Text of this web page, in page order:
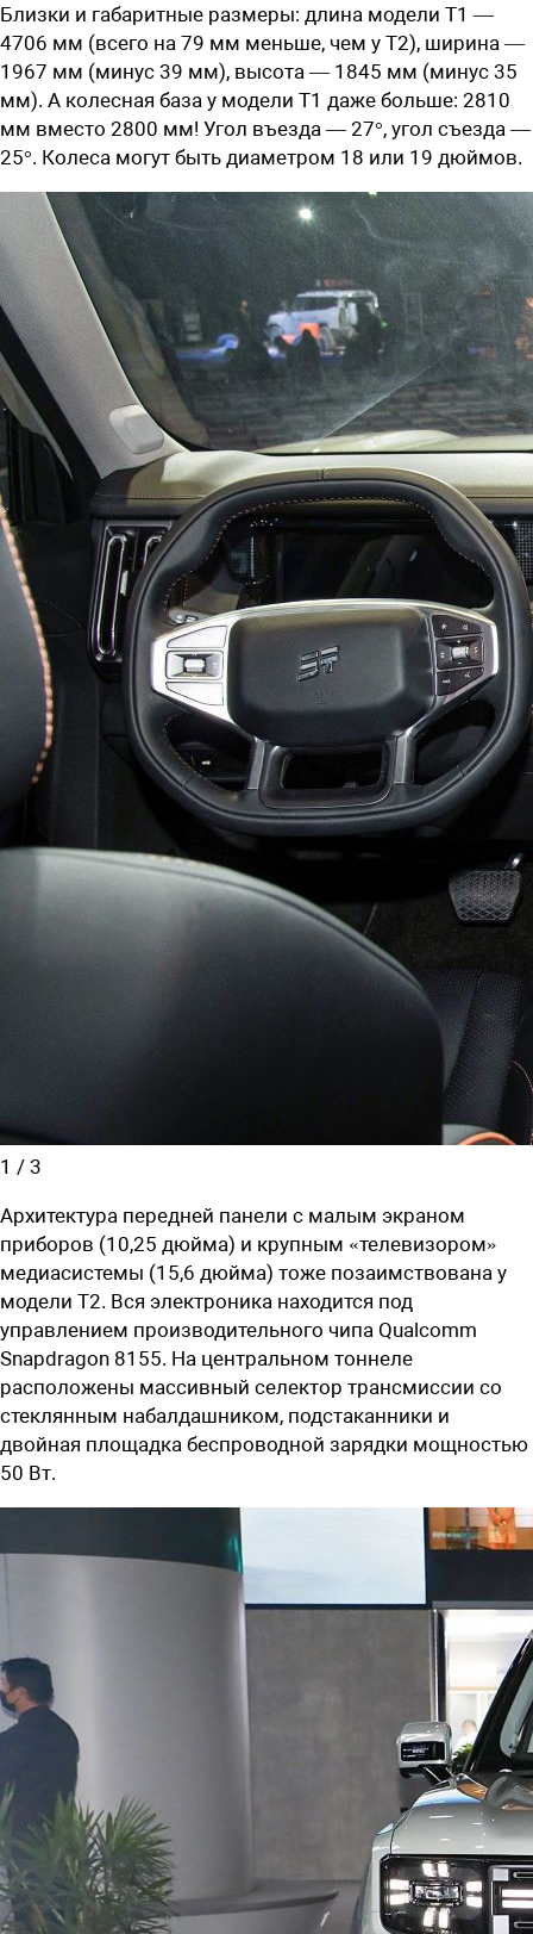
Близки и габаритные размеры: длина модели T1 —
4706 мм (всего на 79 мм меньше, чем у T2), ширина —
1967 мм (минус 39 мм), высота — 1845 мм (минус 35
мм). А колесная база у модели T1 даже больше: 2810
мм вместо 2800 мм! Угол въезда — 27°, угол съезда —
25°. Колеса могут быть диаметром 18 или 19 дюймов.
1 / 3
Архитектура передней панели с малым экраном
приборов (10,25 дюйма) и крупным «телевизором»
медиасистемы (15,6 дюйма) тоже позаимствована у
модели T2. Вся электроника находится под
управлением производительного чипа Qualcomm
Snapdragon 8155. На центральном тоннеле
расположены массивный селектор трансмиссии со
стеклянным набалдашником, подстаканники и
двойная площадка беспроводной зарядки мощностью
50 Вт.